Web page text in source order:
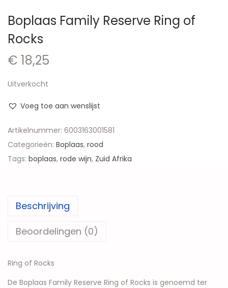
Boplaas Family Reserve Ring of
Rocks
€ 18,25
Uitverkocht
Voeg toe aan wenslijst
Artikelnummer: 6003163001581
Categorieën: Boplaas, rood
Tags: boplaas, rode wijn, Zuid Afrika
Beschrijving
Beoordelingen (0)
Ring of Rocks
De Boplaas Family Reserve Ring of Rocks is genoemd ter